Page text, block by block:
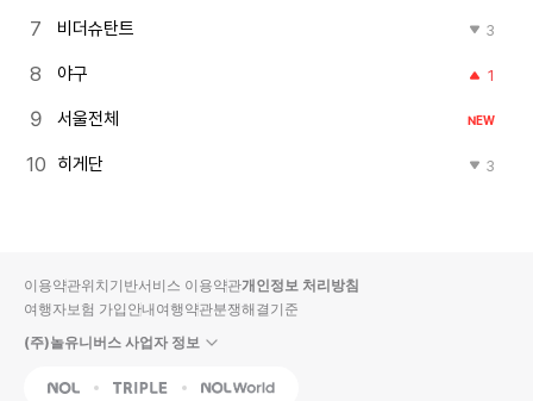
비더슈탄트 3
야구 1
서울전체 NEW
히게단 3
이용약관위치기반서비스 이용약관개인정보 처리방침
여행자보험 가입안내여행약관분쟁해결기준
(주)놀유니버스 사업자 정보
NOL Triple Interpark Global